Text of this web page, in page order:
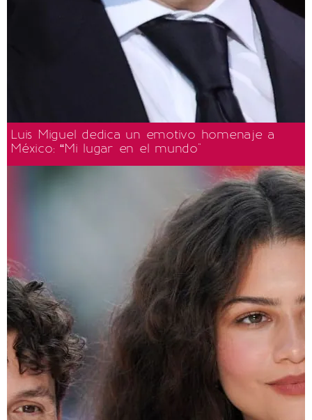
Luis Miguel dedica un emotivo homenaje a
México: “Mi lugar en el mundo"